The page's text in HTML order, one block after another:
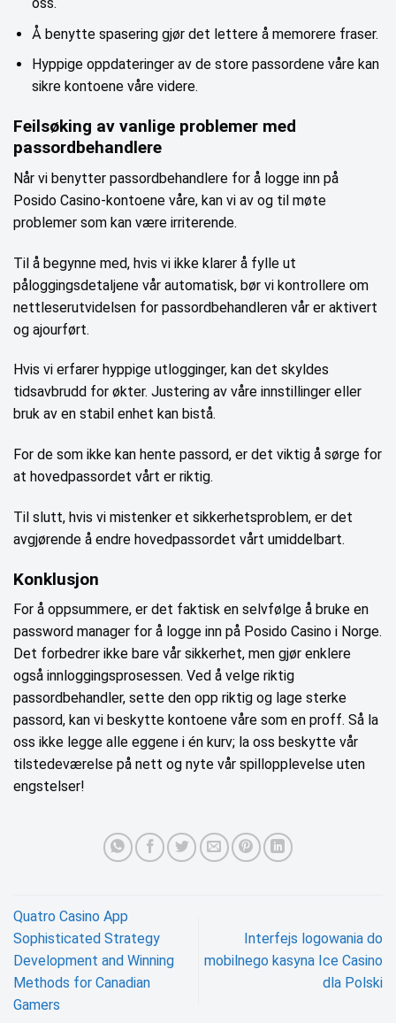
Å benytte spasering gjør det lettere å memorere fraser.
Hyppige oppdateringer av de store passordene våre kan
sikre kontoene våre videre.
Feilsøking av vanlige problemer med
passordbehandlere
Når vi benytter passordbehandlere for å logge inn på
Posido Casino-kontoene våre, kan vi av og til møte
problemer som kan være irriterende.
Til å begynne med, hvis vi ikke klarer å fylle ut
påloggingsdetaljene vår automatisk, bør vi kontrollere om
nettleserutvidelsen for passordbehandleren vår er aktivert
og ajourført.
Hvis vi erfarer hyppige utlogginger, kan det skyldes
tidsavbrudd for økter. Justering av våre innstillinger eller
bruk av en stabil enhet kan bistå.
For de som ikke kan hente passord, er det viktig å sørge for
at hovedpassordet vårt er riktig.
Til slutt, hvis vi mistenker et sikkerhetsproblem, er det
avgjørende å endre hovedpassordet vårt umiddelbart.
Konklusjon
For å oppsummere, er det faktisk en selvfølge å bruke en
password manager for å logge inn på Posido Casino i Norge.
Det forbedrer ikke bare vår sikkerhet, men gjør enklere
også innloggingsprosessen. Ved å velge riktig
passordbehandler, sette den opp riktig og lage sterke
passord, kan vi beskytte kontoene våre som en proff. Så la
oss ikke legge alle eggene i én kurv; la oss beskytte vår
tilstedeværelse på nett og nyte vår spillopplevelse uten
engstelser!
Quatro Casino App
Sophisticated Strategy
Development and Winning
Methods for Canadian
Gamers
Interfejs logowania do
mobilnego kasyna Ice Casino
dla Polski